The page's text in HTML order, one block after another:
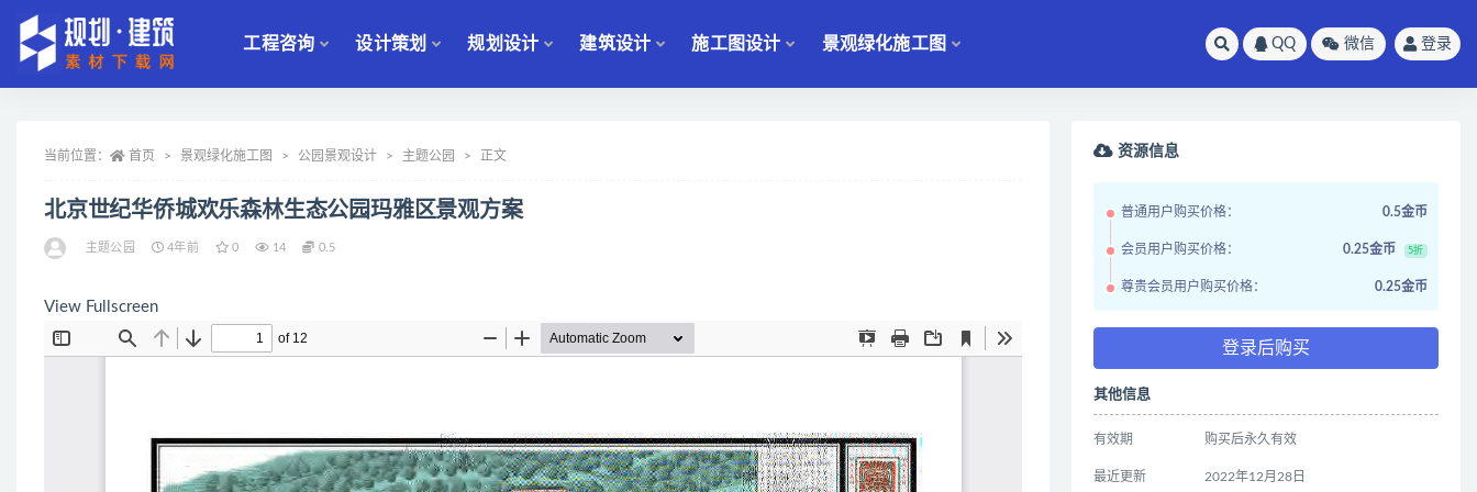
工程咨询 设计策划 规划设计 建筑设计 施工图设计 景观绿化施工图 QQ 微信 登录
当前位置： 首页 景观绿化施工图 公园景观设计 主题公园 正文
北京世纪华侨城欢乐森林生态公园玛雅区景观方案
主题公园 4年前 0 14 0.5
View Fullscreen
资源信息
普通用户购买价格： 0.5金币
会员用户购买价格： 0.25金币 5折
尊贵会员用户购买价格： 0.25金币
登录后购买
其他信息
有效期 购买后永久有效
最近更新 2022年12月28日